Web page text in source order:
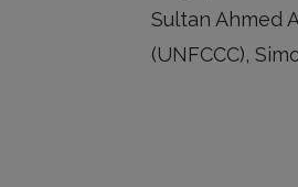
Sultan Ahmed
(UNFCCC),